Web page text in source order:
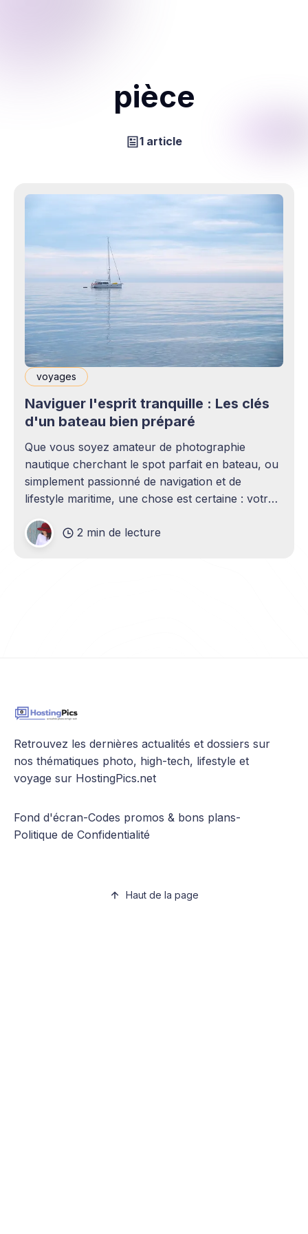
pièce
1 article
voyages
Naviguer l'esprit tranquille : Les clés
d'un bateau bien préparé
Que vous soyez amateur de photographie
nautique cherchant le spot parfait en bateau, ou
simplement passionné de navigation et de
lifestyle maritime, une chose est certaine : votre
PiecesBateaux.com, une plateforme
incontournable pour tous les propriétaires de
2 min de lecture
Retrouvez les dernières actualités et dossiers sur
nos thématiques photo, high-tech, lifestyle et
voyage sur HostingPics.net
Fond d'écran-Codes promos & bons plans-
Politique de Confidentialité
Haut de la page